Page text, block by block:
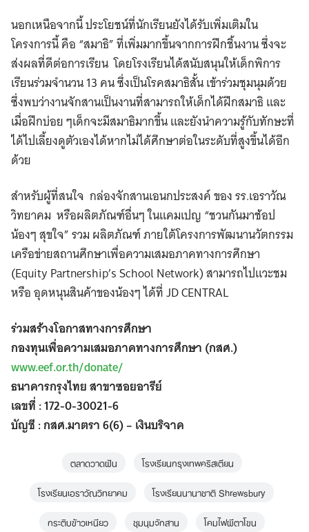
นอกเหนือจากนี้ ประโยชน์ที่นักเรียนยังได้รับเพิ่มเติมใน
โครงการนี้ คือ “สมาธิ” ที่เพิ่มมากขึ้นจากการฝึกชิ้นงาน ซึ่งจะ
ส่งผลที่ดีต่อการเรียน โดยโรงเรียนได้สนับสนุนให้เด็กพิการ
เรียนร่วมจำนวน 13 คน ซึ่งเป็นโรคสมาธิสั้น เข้าร่วมชุมนุมด้วย
ซึ่งพบว่างานจักสานเป็นงานที่สามารถให้เด็กได้ฝึกสมาธิ และ
เมื่อฝึกบ่อย ๆเด็กจะมีสมาธิมากขึ้น และยังนำความรู้กับทักษะที่
ได้ไปเลี้ยงดูตัวเองได้หากไม่ได้ศึกษาต่อในระดับที่สูงขึ้นได้อีก
ด้วย
สำหรับผู้ที่สนใจ กล่องจักสานเอนกประสงค์ ของ รร.เอราวัณ
วิทยาคม ​ หรือผลิตภัณฑ์อื่นๆ ​ในแคมเปญ “ชวนกันมาช้อป
น้องๆ สุขใจ” ​รวม ผลิตภัณฑ์ ภายใต้โครงการพัฒนานวัตกรรม
เครือข่ายสถานศึกษาเพื่อความเสมอภาคทางการศึกษา
(Equity Partnership’s School Network) สามารถไปแวะชม
หรือ อุดหนุนสินค้าของน้องๆ ได้ที่ JD CENTRAL
ร่วมสร้างโอกาสทางการศึกษา
กองทุนเพื่อความเสมอภาคทางการศึกษา (กสศ.)
www.eef.or.th/donate/
ธนาคารกรุงไทย สาขาซอยอารีย์
เลขที่ : 172-0-30021-6
บัญชี : กสศ.มาตรา 6(6) – เงินบริจาค
ตลาดวาดฝัน
โรงเรียนกรุงเทพคริสเตียน
โรงเรียนเอราวัณวิทยาคม
โรงเรียนนานาชาติ Shrewsbury
กระติบข้าวเหนียว
ชุมนุมจักสาน โคมไฟผีตาโขน